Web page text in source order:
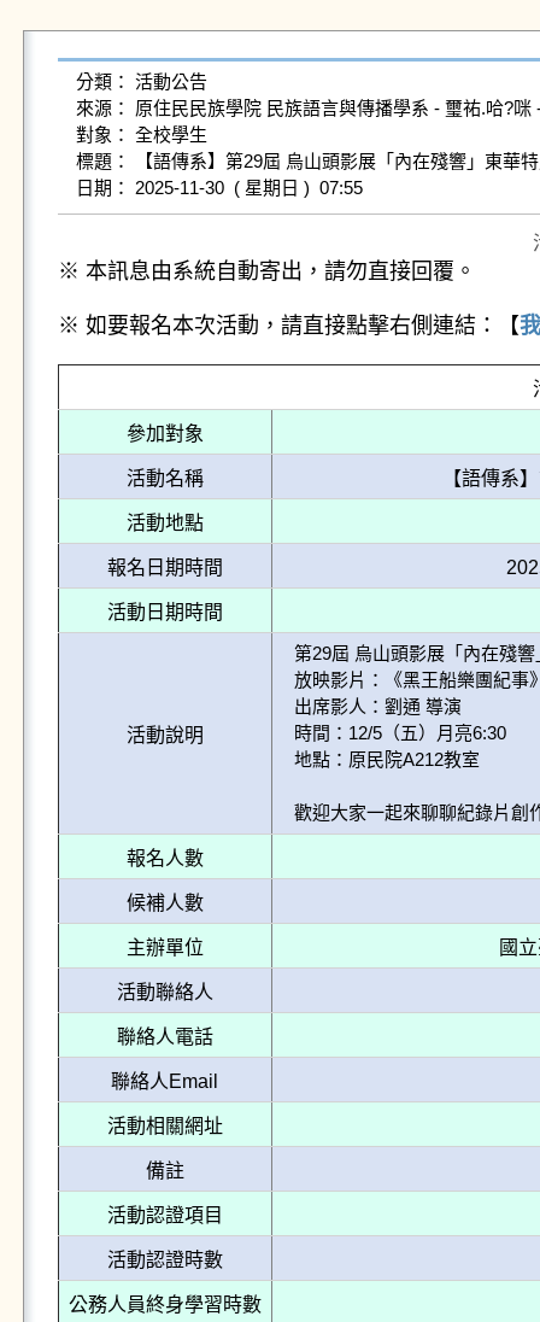
分類： 活動公告
來源： 原住民民族學院 民族語言與傳播學系 - 璽祐.哈?咪
對象： 全校學生
標題： 【語傳系】第29屆 烏山頭影展「內在殘響」東華
日期： 2025-11-30  ( 星期日 )  07:55
※ 本訊息由系統自動寄出，請勿直接回覆。
※ 如要報名本次活動，請直接點擊右側連結：【
參加對象
活動名稱 【語傳系
活動地點
報名日期時間
活動日期時間
活動說明
第29屆 烏山頭影展「內在殘
放映影片：《黑王船樂團紀事
出席影人：劉通 導演
時間：12/5（五）月亮6:30
地點：原民院A212教室
歡迎大家一起來聊聊紀錄片創
報名人數
候補人數
主辦單位 國
活動聯絡人
聯絡人電話
聯絡人Email
活動相關網址
備註
活動認證項目
活動認證時數
公務人員終身學習時數